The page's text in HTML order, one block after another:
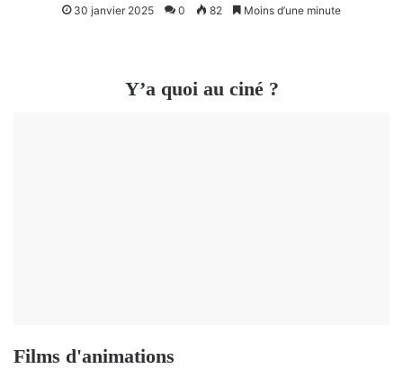
30 janvier 2025 0 82 Moins d’une minute
Y’a quoi au ciné ?
Films d'animations